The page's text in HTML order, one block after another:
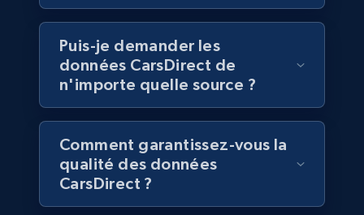
6.3K+ 539+ Buy Now
Walmart - products
URL, Final price, Sku, Currency, Gtin,
Specifications, Image urls, Top reviews, and
more.
eCommerce
Puis-je demander les
données CarsDirect de
n'importe quelle source ?
Comment garantissez-vous la
qualité des données
CarsDirect ?